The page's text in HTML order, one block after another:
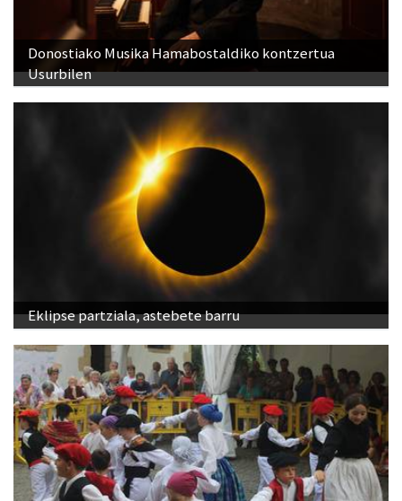
Donostiako Musika Hamabostaldiko kontzertua
Usurbilen
Eklipse partziala, astebete barru